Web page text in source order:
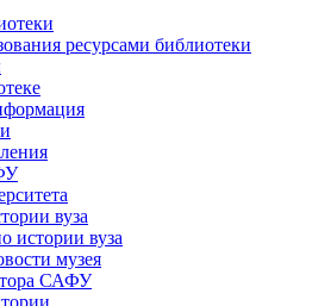
ресурсами библиотеки
вуза
истории вуза
музея
САФУ